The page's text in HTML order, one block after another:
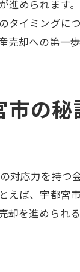
ための宇都宮
売却で損しな
にできる建物
で有利に進める
売却にかかる
ズに進めるた
市の売却活動
められま
イミング
却への第一歩
の秘
応力を持
ば、宇都
を進められ